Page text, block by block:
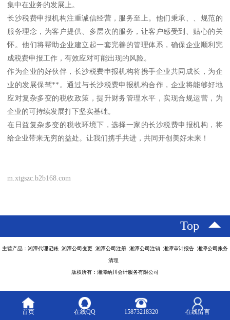
集中在业务的发展上。
长沙税费申报机构注重诚信经营，服务至上。他们秉承、、规范的
服务理念，为客户提供、多层次的服务，让客户感受到、贴心的关
怀。他们将帮助企业建立起一套完善的管理体系，确保企业顺利完
成税费申报工作，有效应对可能出现的风险。
作为企业的好伙伴，长沙税费申报机构将携手企业共同成长，为企
业的发展保驾**。通过与长沙税费申报机构合作，企业将能够好地
应对复杂多变的税收政策，提升财务管理水平，实现合规运营，为
企业的可持续发展打下坚实基础。
在日益复杂多变的税收环境下，选择一家的长沙税费申报机构，将
给企业带来无穷的益处。让我们携手共进，共同开创美好未来！
m.xtgszc.b2b168.com
Top
主营产品：湘潭代理记账 湘潭公司变更 湘潭公司注册 湘潭公司注销 湘潭审计报告 湘潭公司账务
清理
版权所有：湘潭纳川会计服务有限公司
首页 在线QQ 15873218320 在线留言